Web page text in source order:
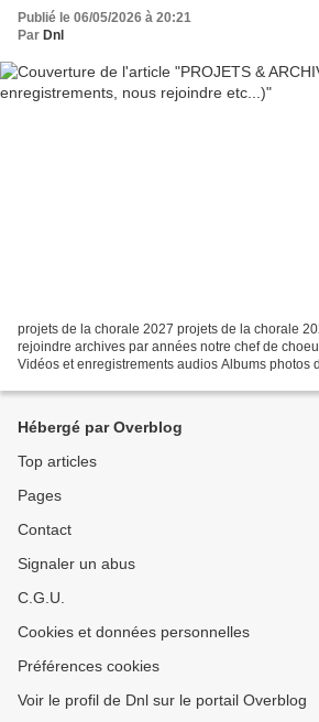
Publié le 06/05/2026 à 20:21
Par Dnl
projets de la chorale 2027 projets de la chorale
rejoindre archives par années notre chef de
Vidéos et enregistrements audios Albums photos
Hébergé par Overblog
Top articles
Pages
Contact
Signaler un abus
C.G.U.
Cookies et données personnelles
Préférences cookies
Voir le profil de Dnl sur le portail Overblog